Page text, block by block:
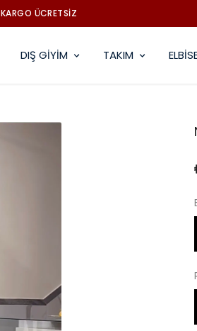
KARGO ÜCRETSİZ
DIŞ GİYİM TAKIM